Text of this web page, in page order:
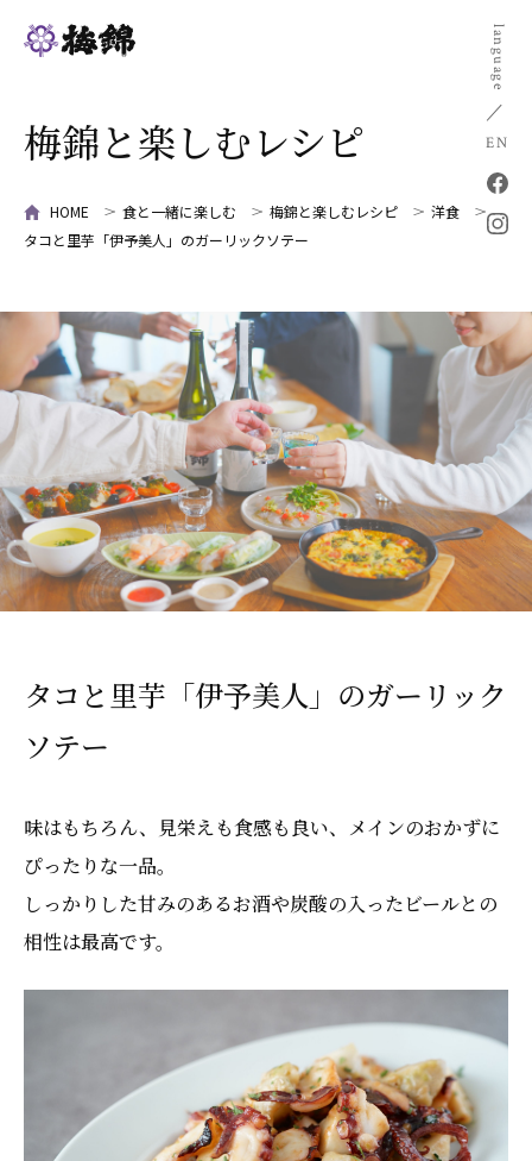
language
EN
梅錦と楽しむレシピ
HOME 食と一緒に楽しむ 梅錦と楽しむレシピ
洋食
タコと里芋「伊予美人」のガーリックソテー
タコと里芋「伊予美人」のガーリック
ソテー
味はもちろん、見栄えも食感も良い、メインのおかずに
ぴったりな一品。
しっかりした甘みのあるお酒や炭酸の入ったビールとの
相性は最高です。